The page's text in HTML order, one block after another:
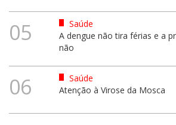
05
Saúde
A dengue não tira férias e a
não
06
Saúde
Atenção à Virose da Mosca